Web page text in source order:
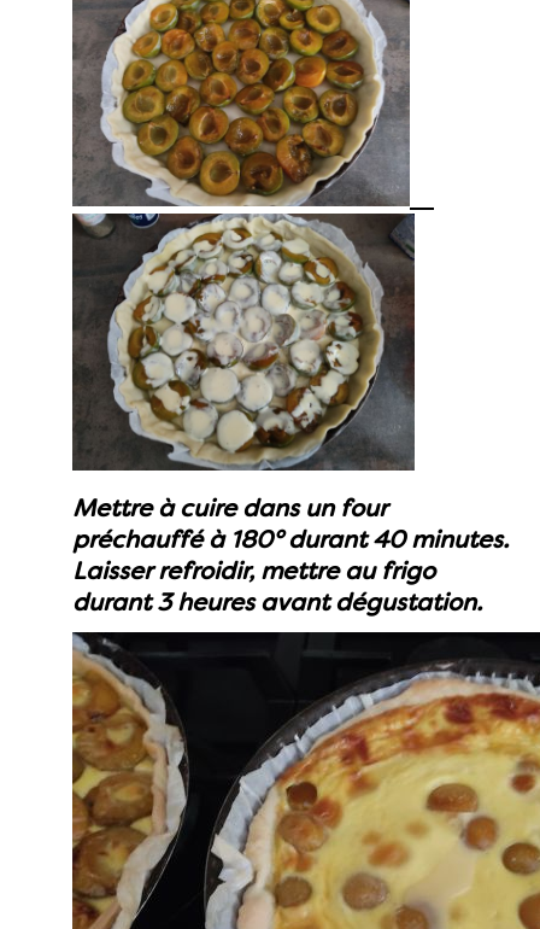
Mettre à cuire dans un four
préchauffé à 180° durant 40 minutes.
Laisser refroidir, mettre au frigo
durant 3 heures avant dégustation.